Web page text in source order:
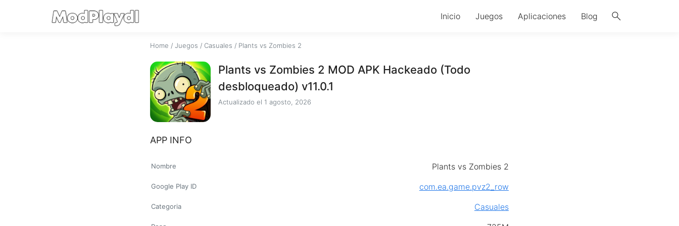
search
Inicio Juegos Aplicaciones Blog
Home / Juegos / Casuales / Plants vs Zombies 2
Plants vs Zombies 2 MOD APK Hackeado (Todo
desbloqueado) v11.0.1
Actualizado el 1 agosto, 2026
APP INFO
Nombre Plants vs Zombies 2
Google Play ID com.ea.game.pvz2_row
Categoria Casuales